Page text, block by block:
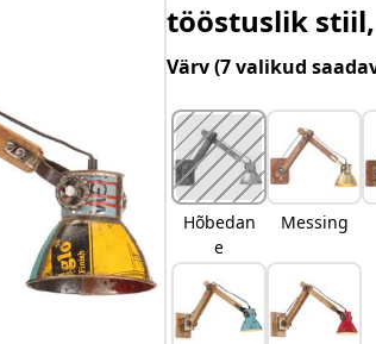
tööstuslik
Värv(7 valikud
Hõbedan
e
Messing